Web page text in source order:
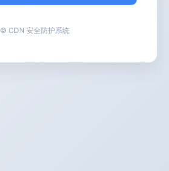
© CDN 安全防护系统